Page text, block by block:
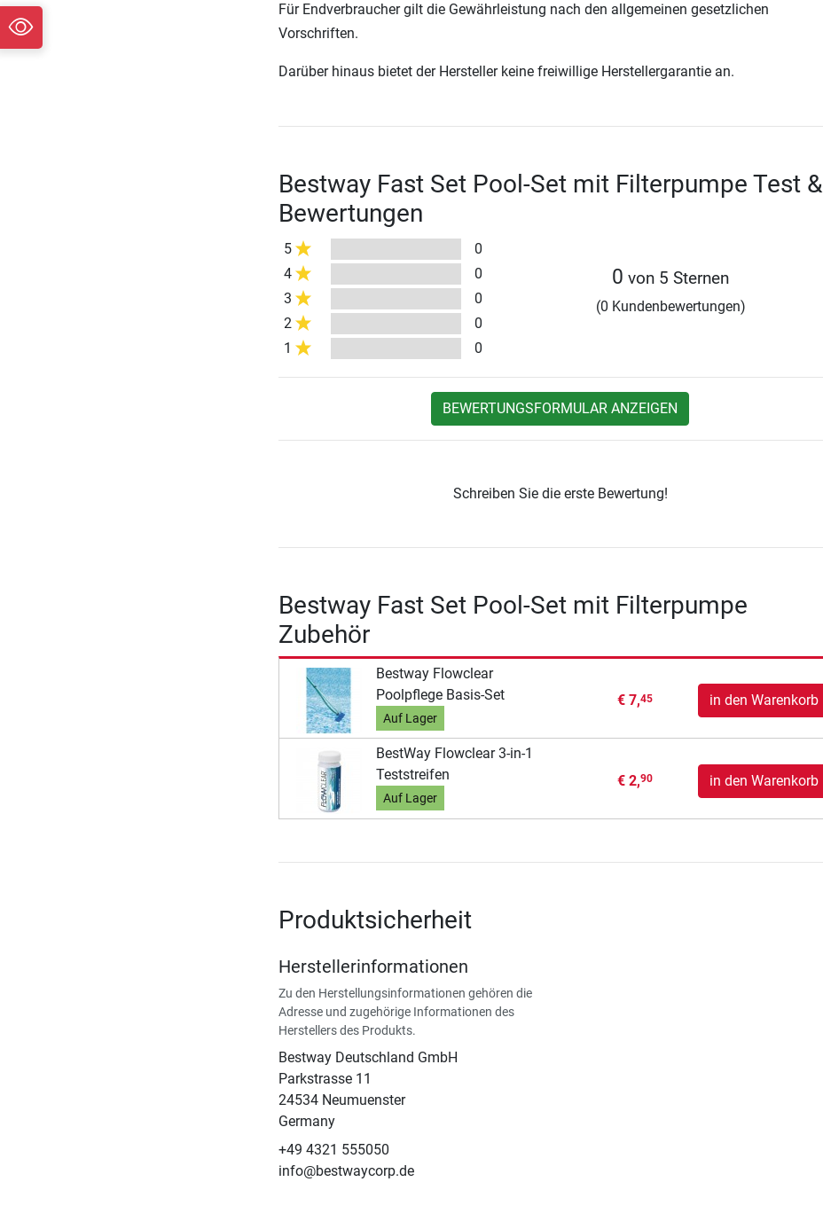
Für Endverbraucher gilt die Gewährleistung nach den allgemeinen gesetzlichen
Vorschriften.
Darüber hinaus bietet der Hersteller keine freiwillige Herstellergarantie an.
Bestway Fast Set Pool-Set mit Filterpumpe Test &
Bewertungen
5
0
4
0
3
0
2
0
1
0
0 von 5 Sternen
(0 Kundenbewertungen)
BEWERTUNGSFORMULAR ANZEIGEN
Schreiben Sie die erste Bewertung!
Bestway Fast Set Pool-Set mit Filterpumpe
Zubehör
Bestway Flowclear
Poolpflege Basis-Set
Auf Lager
€ 7,45 in den Warenkorb
BestWay Flowclear 3-in-1
Teststreifen
Auf Lager
€ 2,90 in den Warenkorb
Produktsicherheit
Herstellerinformationen
Zu den Herstellungsinformationen gehören die
Adresse und zugehörige Informationen des
Herstellers des Produkts.
Bestway Deutschland GmbH
Parkstrasse 11
24534 Neumuenster
Germany
+49 4321 555050
info@bestwaycorp.de